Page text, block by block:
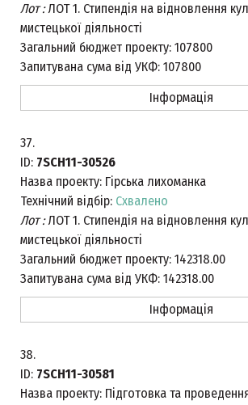
Лот :ЛОТ 1. Стипендія на відновлення
мистецької діяльності
Загальний бюджет проекту: 107800
Запитувана сума від УКФ: 107800
Інформація
37.
ID: 7SCH11-30526
Назва проекту: Гірська лихоманка
Технічний відбір: Схвалено
Лот :ЛОТ 1. Стипендія на відновлення
мистецької діяльності
Загальний бюджет проекту: 142318.00
Запитувана сума від УКФ: 142318.00
Інформація
38.
ID: 7SCH11-30581
Назва проекту: Підготовка та